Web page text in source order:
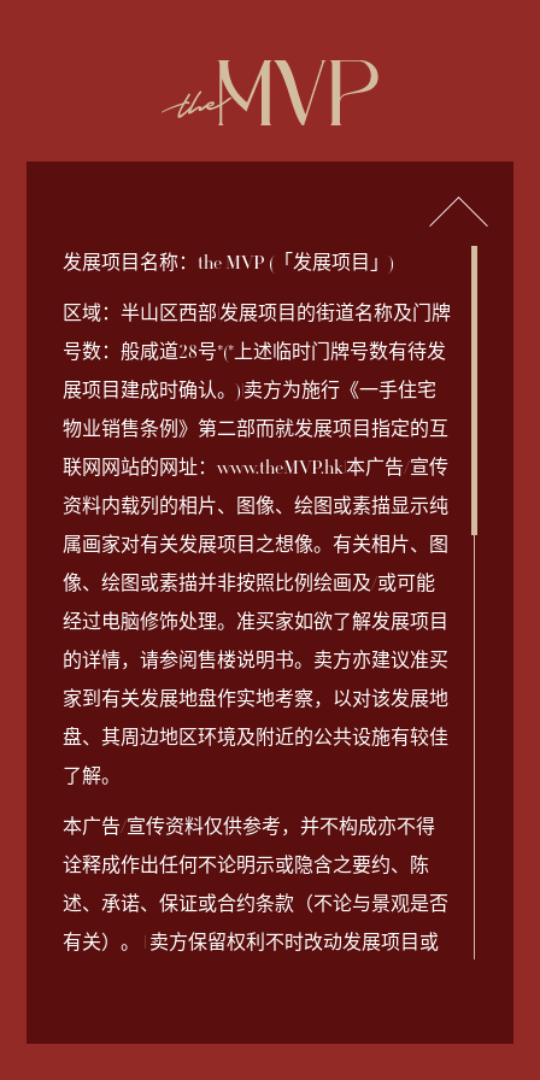
发展项目名称：the MVP (「发展项目」)
区域：半山区西部|发展项目的街道名称及门牌
号数：般咸道28号*(*上述临时门牌号数有待发
展项目建成时确认。)|卖方为施行《一手住宅
物业销售条例》第二部而就发展项目指定的互
联网网站的网址：www.theMVP.hk|本广告/宣传
资料内载列的相片、图像、绘图或素描显示纯
属画家对有关发展项目之想像。有关相片、图
像、绘图或素描并非按照比例绘画及/或可能
经过电脑修饰处理。准买家如欲了解发展项目
的详情，请参阅售楼说明书。卖方亦建议准买
家到有关发展地盘作实地考察，以对该发展地
盘、其周边地区环境及附近的公共设施有较佳
了解。
本广告/宣传资料仅供参考，并不构成亦不得
诠释成作出任何不论明示或隐含之要约、陈
述、承诺、保证或合约条款（不论与景观是否
有关）。 | 卖方保留权利不时改动发展项目或
2026-08-03 售楼说明书 Download
2025-09-19 价单 1B Download
价单 1A
2025-09-18 价单 1 Download
2025-10-31 销售安排第8A号 Download
销售安排第1B号
2025-09-26 销售安排第8号 Download
2025-09-23 销售安排第7A号 Download
2025-09-21 销售安排第6A号 Download
2025-09-21 销售安排第5A号 Download
2025-09-21 销售安排第4A号 Download
2025-09-21 销售安排第2A号 Download
2025-09-21 销售安排第1A号 Download
Coming Soon
2025-12-08 成交纪录册 Download
2025-09-05 公契 Download
2025-09-05
发展项目卖方与公
契管理人之间的关
系
Download
2025-09-05 鸟瞰照片 Download
© 2026 英皇国际集团有限公司版权所有
供买方参考资料及免责声明